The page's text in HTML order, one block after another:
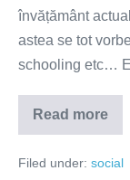
învățământ
astea se tot
schooling etc…
Read more
Tati,
sunt
Filed under: social